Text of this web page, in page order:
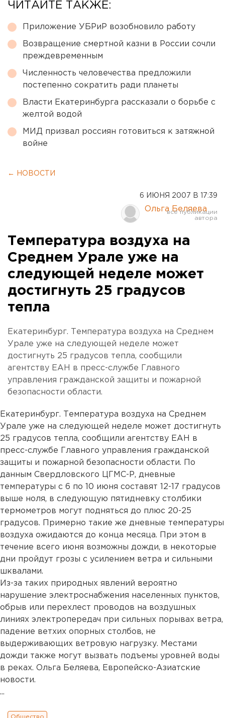
ЧИТАЙТЕ ТАКЖЕ:
Приложение УБРиР возобновило работу
Возвращение смертной казни в России сочли
преждевременным
Численность человечества предложили
постепенно сократить ради планеты
Власти Екатеринбурга рассказали о борьбе с
желтой водой
МИД призвал россиян готовиться к затяжной
войне
← НОВОСТИ
6 ИЮНЯ 2007 В 17:39
Ольга Беляева
Температура воздуха на
Среднем Урале уже на
следующей неделе может
достигнуть 25 градусов
тепла
Екатеринбург. Температура воздуха на Среднем
Урале уже на следующей неделе может
достигнуть 25 градусов тепла, сообщили
агентству ЕАН в пресс-службе Главного
управления гражданской защиты и пожарной
безопасности области.
Екатеринбург. Температура воздуха на Среднем
Урале уже на следующей неделе может достигнуть
25 градусов тепла, сообщили агентству ЕАН в
пресс-службе Главного управления гражданской
защиты и пожарной безопасности области. По
данным Свердловского ЦГМС-Р, дневные
температуры с 6 по 10 июня составят 12-17 градусов
выше ноля, в следующую пятидневку столбики
термометров могут подняться до плюс 20-25
градусов. Примерно такие же дневные температуры
воздуха ожидаются до конца месяца. При этом в
течение всего июня возможны дожди, в некоторые
дни пройдут грозы с усилением ветра и сильными
шквалами.
Из-за таких природных явлений вероятно
нарушение электроснабжения населенных пунктов,
обрыв или перехлест проводов на воздушных
линиях электропередач при сильных порывах ветра,
падение ветхих опорных столбов, не
выдерживающих ветровую нагрузку. Местами
дожди также могут вызвать подъемы уровней воды
в реках. Ольга Беляева, Европейско-Азиатские
новости.
...
Общество